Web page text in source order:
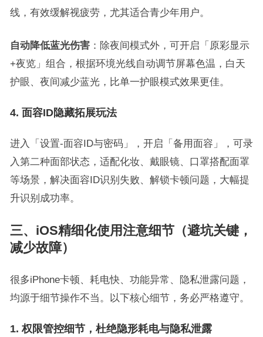
线，有效缓解视疲劳，尤其适合青少年用户。
自动降低蓝光伤害：除夜间模式外，可开启「原彩显示
+夜览」组合，根据环境光线自动调节屏幕色温，白天
护眼、夜间减少蓝光，比单一护眼模式效果更佳。
4. 面容ID隐藏拓展玩法
进入「设置-面容ID与密码」，开启「备用面容」，可录
入第二种面部状态，适配化妆、戴眼镜、口罩搭配面罩
等场景，解决面容ID识别失败、解锁卡顿问题，大幅提
升识别成功率。
三、iOS精细化使用注意细节（避坑关键，
减少故障）
很多iPhone卡顿、耗电快、功能异常、隐私泄露问题，
均源于细节操作不当。以下核心细节，务必严格遵守。
1. 权限管控细节，杜绝隐形耗电与隐私泄露